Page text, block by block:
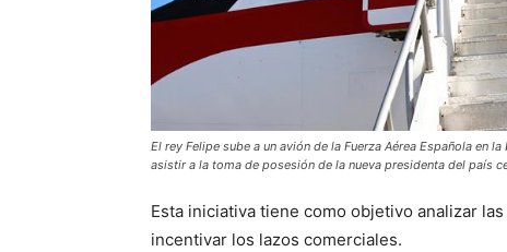
El rey Felipe sube a un avión de la Fuerza Aérea Española en
asistir a la toma de posesión de la nueva presidenta del país
Esta iniciativa tiene como objetivo analizar
incentivar los lazos comerciales.